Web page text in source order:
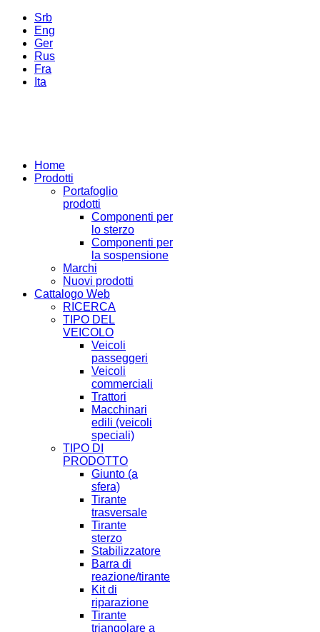
Srb
Eng
Ger
Rus
Fra
Ita
Home
Prodotti
Portafoglio
prodotti
Componenti per
lo sterzo
Componenti per
la sospensione
Marchi
Nuovi prodotti
Cattalogo Web
RICERCA
TIPO DEL
VEICOLO
Veicoli
passeggeri
Veicoli
commerciali
Trattori
Macchinari
edili (veicoli
speciali)
TIPO DI
PRODOTTO
Giunto (a
sfera)
Tirante
trasversale
Tirante
sterzo
Stabilizzatore
Barra di
reazione/tirante
Kit di
riparazione
Tirante
triangolare a